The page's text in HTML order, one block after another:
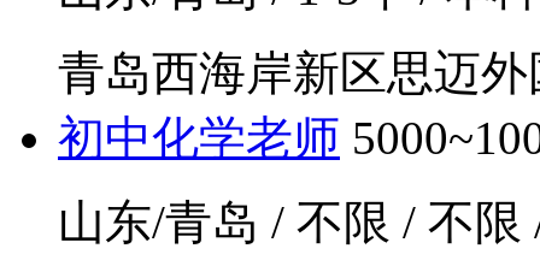
青岛西海岸新区思迈
初中化学老师
山东/青岛 / 不限 / 不限